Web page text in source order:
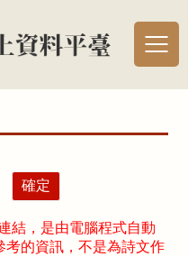
結，是由電腦程式自動
考的資訊，不是為詩文作